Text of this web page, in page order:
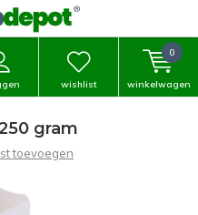
wishlist winkelwagen
0
gram
toevoegen